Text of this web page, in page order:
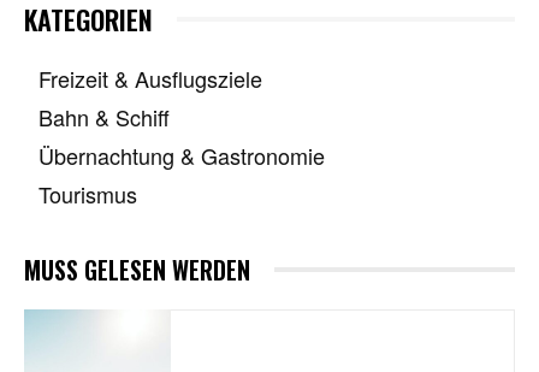
KATEGORIEN
Freizeit & Ausflugsziele
Bahn & Schiff
Übernachtung & Gastronomie
Tourismus
MUSS GELESEN WERDEN